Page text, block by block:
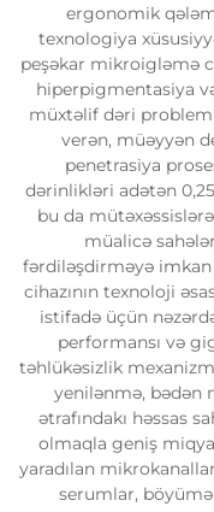
ergonomik
texnologiya
peşəkar mikroigləmə
hiperpigmentasiya
müxtəlif dəri
verən, müəyyən
penetrasiya
dərinlikləri adətən
bu da
müalicə
fərdiləşdirməyə
cihazının texnoloji
istifadə üçün
performansı və
təhlükəsizlik
yenilənmə, bədən
ətrafındakı həssas
olmaqla geniş
yaradılan
serumlar,